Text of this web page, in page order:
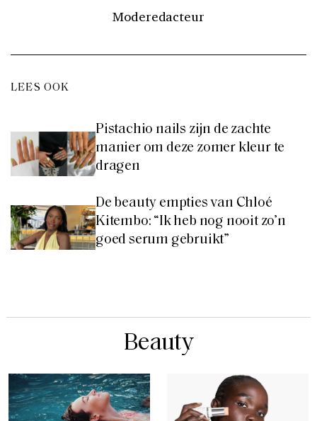
Moderedacteur
LEES OOK
Pistachio nails zijn de zachte
manier om deze zomer kleur te
dragen
De beauty empties van Chloé
Kitembo: “Ik heb nog nooit zo’n
goed serum gebruikt”
Beauty